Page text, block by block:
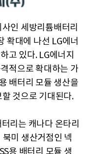
인 세방리튬배터리
확대에 나선 LG에너
고 있다. LG에너지
적으로 확대하는 가
배터리 모듈 생산을
것으로 기대된다.
리는 캐나다 온타리
미 생산거점인 넥
용 배터리 모듈 생